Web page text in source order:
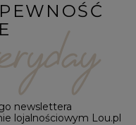
newslettera
lojalnościowym Lou.pl